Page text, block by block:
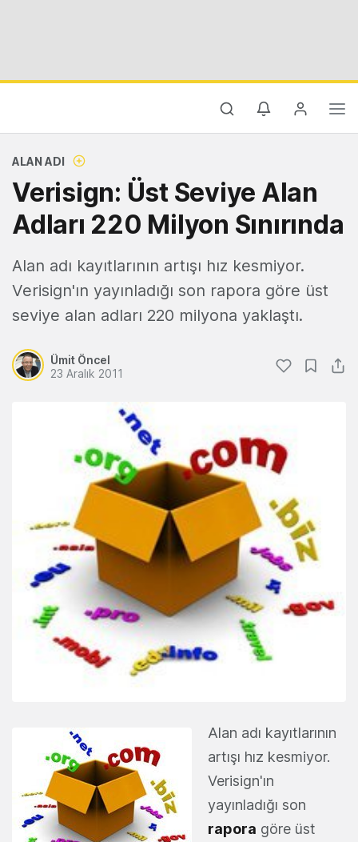
ALAN ADI
Verisign: Üst Seviye Alan
Adları 220 Milyon Sınırında
Alan adı kayıtlarının artışı hız kesmiyor.
Verisign'ın yayınladığı son rapora göre üst
seviye alan adları 220 milyona yaklaştı.
Ümit Öncel
23 Aralık 2011
Alan adı kayıtlarının
artışı hız kesmiyor.
Verisign'ın
yayınladığı son
rapora göre üst